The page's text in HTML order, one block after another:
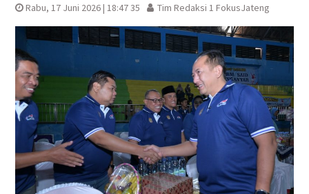
Rabu, 17 Juni 2026 | 18:47 35 Tim Redaksi 1 FokusJateng